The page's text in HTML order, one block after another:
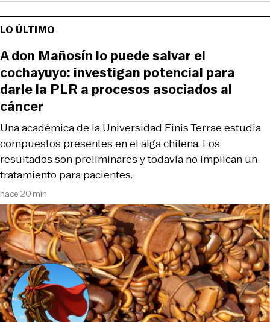
LO ÚLTIMO
hace 20 min
Una académica de la Universidad Finis Terrae estudia
compuestos presentes en el alga chilena. Los
resultados son preliminares y todavía no implican un
tratamiento para pacientes.
A don Mañosín lo puede salvar el
cochayuyo: investigan potencial para
darle la PLR a procesos asociados al
cáncer